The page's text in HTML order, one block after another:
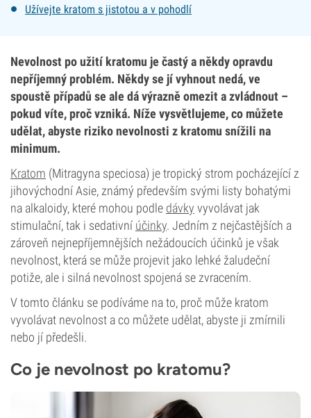
Užívejte kratom s jistotou a v pohodlí
Nevolnost po užití kratomu je častý a někdy opravdu
nepříjemný problém. Někdy se jí vyhnout nedá, ve
spoustě případů se ale dá výrazně omezit a zvládnout –
pokud víte, proč vzniká. Níže vysvětlujeme, co můžete
udělat, abyste riziko nevolnosti z kratomu snížili na
minimum.
Kratom (Mitragyna speciosa) je tropický strom pocházející z
jihovýchodní Asie, známý především svými listy bohatými
na alkaloidy, které mohou podle dávky vyvolávat jak
stimulační, tak i sedativní účinky. Jedním z nejčastějších a
zároveň nejnepříjemnějších nežádoucích účinků je však
nevolnost, která se může projevit jako lehké žaludeční
potiže, ale i silná nevolnost spojená se zvracením.
V tomto článku se podíváme na to, proč může kratom
vyvolávat nevolnost a co můžete udělat, abyste ji zmírnili
nebo jí předešli.
Co je nevolnost po kratomu?